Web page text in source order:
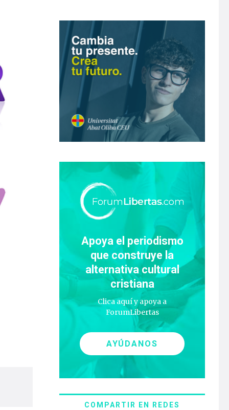
Apoya el periodismo
que construye la
alternativa cultural
cristiana
Clica aquí y apoya a
ForumLibertas
AYÚDANOS
COMPARTIR EN REDES